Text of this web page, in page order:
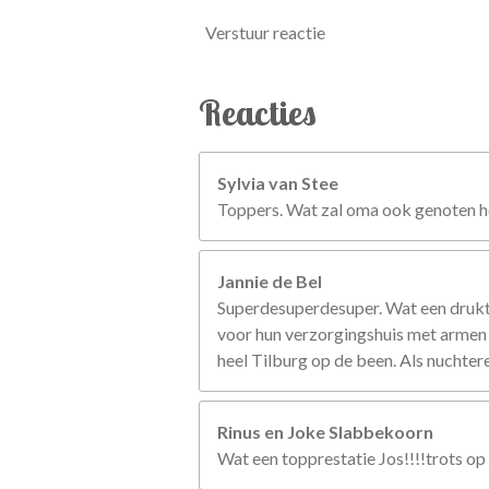
Verstuur reactie
Reacties
Sylvia van Stee
Toppers. Wat zal oma ook genoten
Jannie de Bel
Superdesuperdesuper. Wat een
voor hun verzorgingshuis met
heel Tilburg op de been. Als
Rinus en Joke Slabbekoorn
Wat een topprestatie Jos!!!!trots op